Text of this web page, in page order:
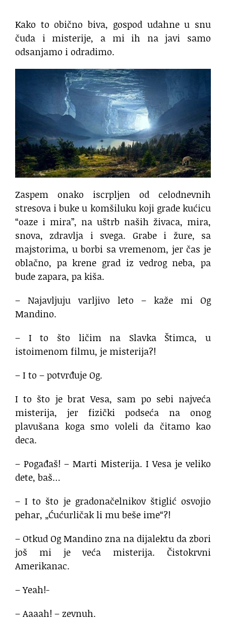
Kako to obično biva, gospod udahne u snu
čuda i misterije, a mi ih na javi samo
odsanjamo i odradimo.
Zaspem onako iscrpljen od celodnevnih
stresova i buke u komšiluku koji grade kućicu
“oaze i mira”, na uštrb naših živaca, mira,
snova, zdravlja i svega. Grabe i žure, sa
majstorima, u borbi sa vremenom, jer čas je
oblačno, pa krene grad iz vedrog neba, pa
bude zapara, pa kiša.
– Najavljuju varljivo leto – kaže mi Og
Mandino.
– I to što ličim na Slavka Štimca, u
istoimenom filmu, je misterija?!
– I to – potvrđuje Og.
I to što je brat Vesa, sam po sebi najveća
misterija, jer fizički podseća na onog
plavušana koga smo voleli da čitamo kao
deca.
– Pogađaš! – Marti Misterija. I Vesa je veliko
dete, baš…
– I to što je gradonačelnikov štiglić osvojio
pehar, „Ćućurličak li mu beše ime“?!
– Otkud Og Mandino zna na dijalektu da zbori
još mi je veća misterija. Čistokrvni
Amerikanac.
– Yeah!-
– Aaaah! – zevnuh.